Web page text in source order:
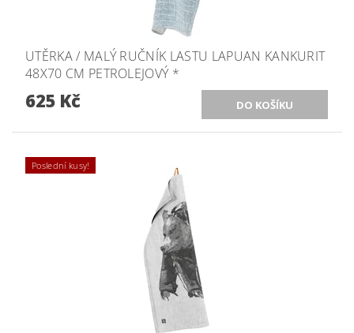
UTĚRKA / MALÝ RUČNÍK LASTU LAPUAN KANKURIT
48X70 CM PETROLEJOVÝ *
625 Kč
Poslední kusy!